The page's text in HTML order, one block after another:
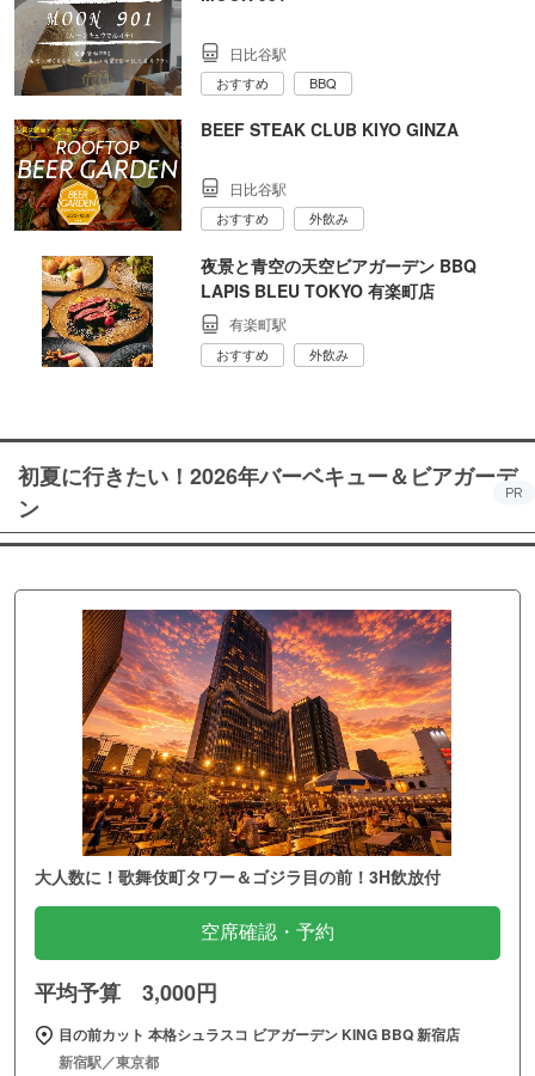
日比谷駅
おすすめ BBQ
BEEF STEAK CLUB KIYO GINZA
日比谷駅
おすすめ 外飲み
夜景と青空の天空ビアガーデン BBQ
LAPIS BLEU TOKYO 有楽町店
有楽町駅
おすすめ 外飲み
初夏に行きたい！2026年バーベキュー＆ビアガーデ
ン
PR
大人数に！歌舞伎町タワー＆ゴジラ目の前！3H飲放付
空席確認・予約
平均予算 3,000円
目の前カット 本格シュラスコ ビアガーデン KING BBQ 新宿店
新宿駅／東京都